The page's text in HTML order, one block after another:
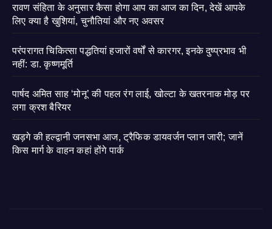
रावण संहिता के अनुसार कैसा होगा आप का आज का दिन, देखें आपके
लिए क्या है खुशियां, चुनौतियां और नए अवसर
परंपरागत चिकित्सा पद्धतियां हजारों वर्षों से कारगर, इनके दुष्प्रभाव भी
नहीं: डा. कृष्णमूर्ति
पार्षद अमित साह ‘मोनू’ की पहल रंग लाई, खोल्टा के खतरनाक मोड़ पर
लगा क्रश बैरियर
खड़गे की हल्द्वानी जनसभा आज, ट्रैफिक डायवर्जन प्लान जारी; जानें
किस मार्ग के वाहन कहां होंगे पार्क